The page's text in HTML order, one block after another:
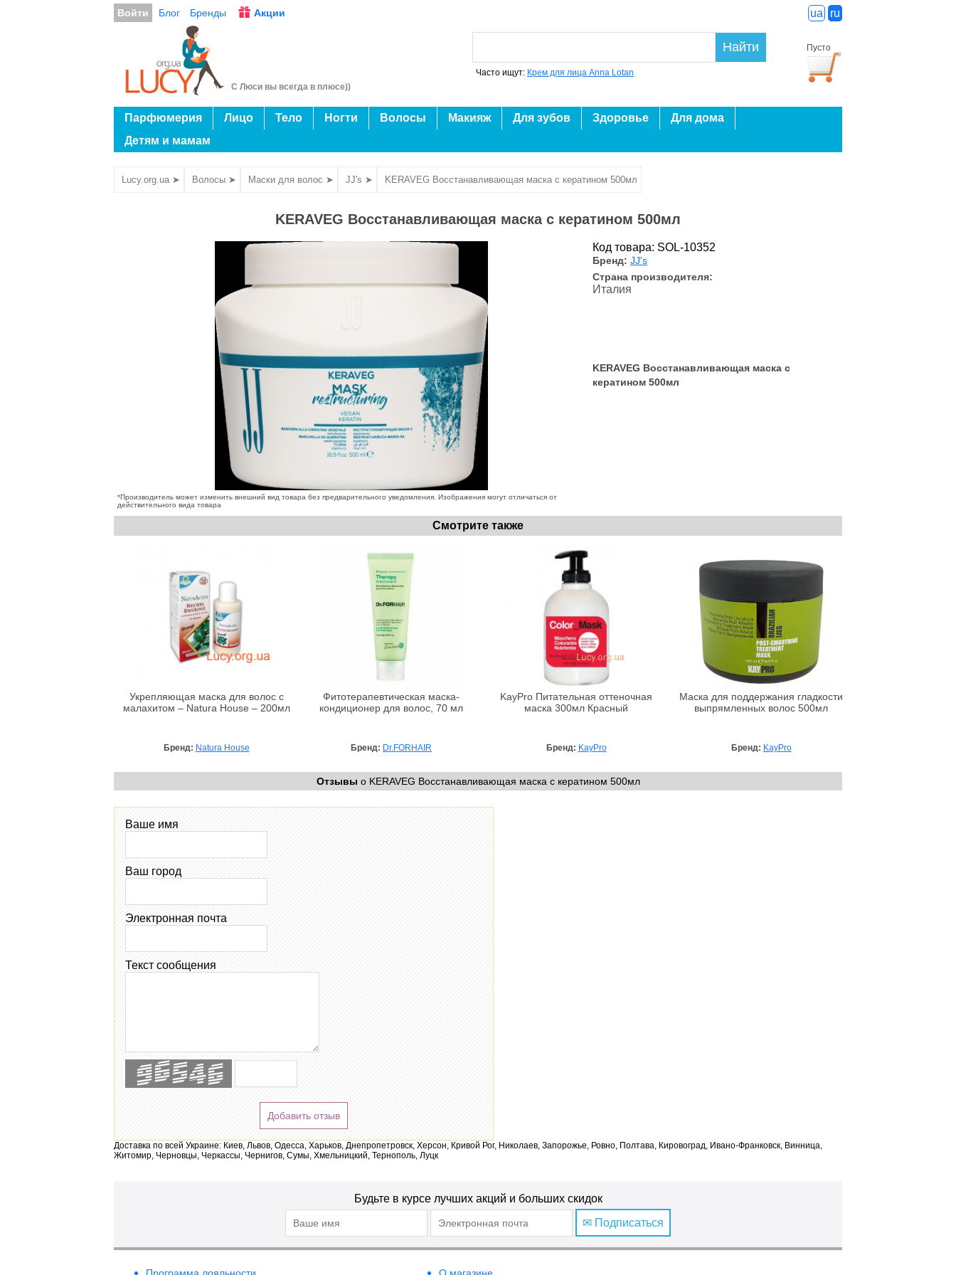
Войти Блог Бренды Акции ua ru
С Люси вы всегда в плюсе))
Пусто
Найти
Часто ищут: Крем для лица Anna Lotan
Парфюмерия Лицо Тело Ногти Волосы Макияж Для зубов Здоровье
Для дома
Детям и мамам
Lucy.org.ua ➤ Волосы ➤ Маски для волос ➤ JJ's ➤ KERAVEG Восстанавливающая маска с кератином 500мл
KERAVEG Восстанавливающая маска с кератином 500мл
*Производитель может изменить внешний вид товара без предварительного уведомления. Изображения могут отличаться от
действительного вида товара
Код товара: SOL-10352
Бренд: JJ's
Страна производителя:
Италия
KERAVEG Восстанавливающая маска с
кератином 500мл
Смотрите также
Укрепляющая маска для волос с
малахитом – Natura House – 200мл
Бренд: Natura House
Фитотерапевтическая маска-
кондиционер для волос, 70 мл
Бренд: Dr.FORHAIR
KayPro Питательная оттеночная
маска 300мл Красный
Бренд: KayPro
Маска для поддержания гладкости
выпрямленных волос 500мл
Бренд: KayPro
Отзывы о KERAVEG Восстанавливающая маска с кератином 500мл
Ваше имя
Ваш город
Электронная почта
Текст сообщения
Добавить отзыв
Доставка по всей Украине: Киев, Львов, Одесса, Харьков, Днепропетровск, Херсон, Кривой Рог, Николаев, Запорожье, Ровно, Полтава, Кировоград, Ивано-Франковск, Винница,
Житомир, Черновцы, Черкассы, Чернигов, Сумы, Хмельницкий, Тернополь, Луцк
Будьте в курсе лучших акций и больших скидок
✉ Подписаться
Программа лояльности О магазине